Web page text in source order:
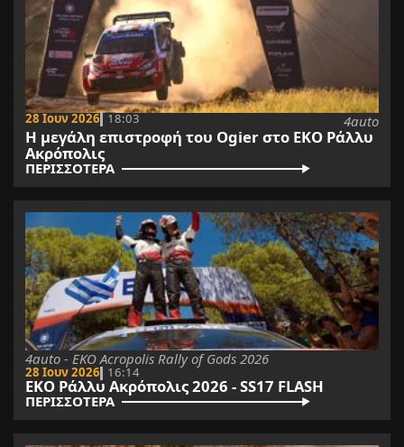
28 Ιουν 2026 18:03 4auto
Η μεγάλη επιστροφή του Ogier στο ΕΚΟ Ράλλυ
Ακρόπολις
ΠΕΡΙΣΣΟΤΕΡΑ
4auto - EKO Acropolis Rally of Gods 2026
28 Ιουν 2026 16:14
ΕΚΟ Ράλλυ Ακρόπολις 2026 - SS17 FLASH
ΠΕΡΙΣΣΟΤΕΡΑ